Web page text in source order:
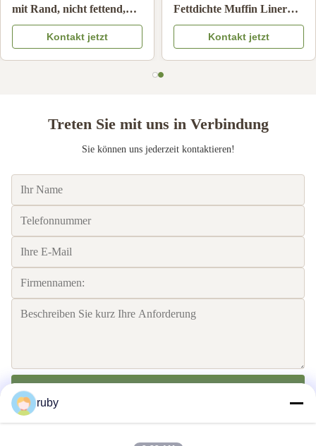
Unbleached Hand-Drip
Kaffeefilter Ölbeständig
Kaffeesieber Papier
Kontakt jetzt
Backpapierförmchen,
antihaftbeschichtete
Einweg-Cupcake-
Kontakt jetzt
Treten Sie mit uns in Verbindung
Sie können uns jederzeit kontaktieren!
ruby